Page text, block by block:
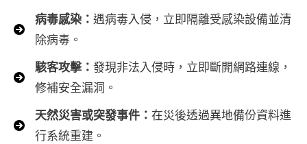
病毒感染： 遇病毒入侵，立即隔離受感染設備並清
除病毒。
駭客攻擊： 發現非法入侵時，立即斷開網路連線，
修補安全漏洞。
天然災害或突發事件： 在災後透過異地備份資料進
行系統重建。